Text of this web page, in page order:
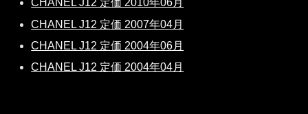
CHANEL J12 定価 2010年06月
CHANEL J12 定価 2007年04月
CHANEL J12 定価 2004年06月
CHANEL J12 定価 2004年04月